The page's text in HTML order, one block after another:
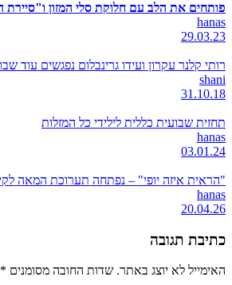
פותחים את הלב עם חלוקת סלי המזון ו"סיירת
hanas
29.03.23
רותי קלנר עקרון ועידו גרינבלום נפגשים עוד
shani
31.10.18
תחזית שבועית כללית לילידי כל המזלות
hanas
03.01.24
"הראית איזה יופי" – נפתחה תערוכת המאה
hanas
20.04.26
כתיבת תגובה
האימייל לא יוצג באתר. שדות החובה מסומנים *